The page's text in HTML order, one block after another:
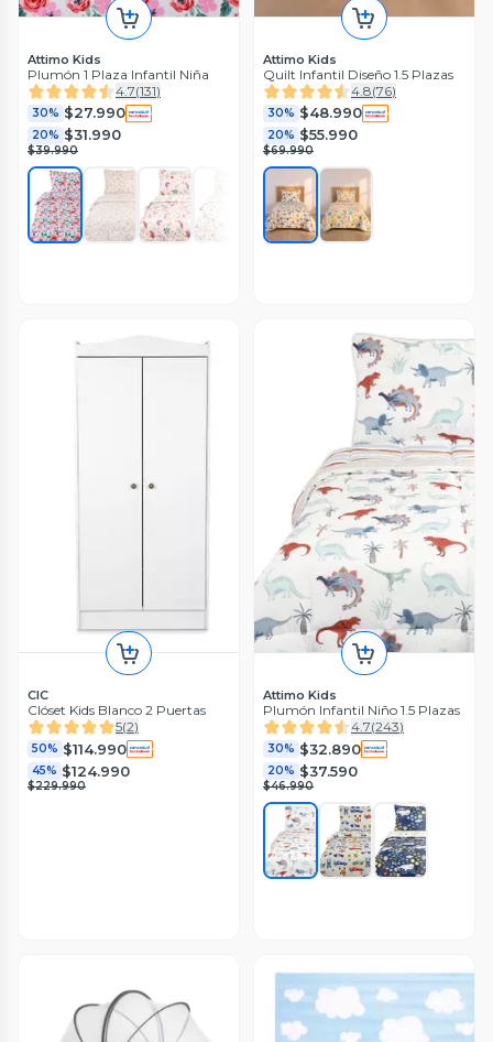
Attimo Kids
Plumón 1 Plaza Infantil Niña
4.7(131)
30% $27.990
20% $31.990
$39.990
Attimo Kids
Quilt Infantil Diseño 1.5 Plazas
4.8(76)
30% $48.990
20% $55.990
$69.990
CIC
Clóset Kids Blanco 2 Puertas
5(2)
50% $114.990
45% $124.990
$229.990
Attimo Kids
Plumón Infantil Niño 1.5 Plazas
4.7(243)
30% $32.890
20% $37.590
$46.990